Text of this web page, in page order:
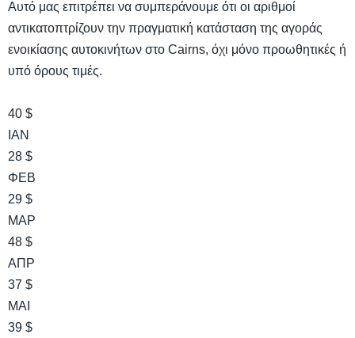
Αυτό μας επιτρέπει να συμπεράνουμε ότι οι αριθμοί
αντικατοπτρίζουν την πραγματική κατάσταση της αγοράς
ενοικίασης αυτοκινήτων στο Cairns, όχι μόνο προωθητικές ή
υπό όρους τιμές.
40 $
ΙΑΝ
28 $
ΦΕΒ
29 $
ΜΑΡ
48 $
ΑΠΡ
37 $
ΜΑΙ
39 $